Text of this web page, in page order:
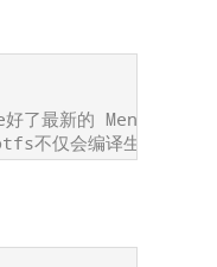
了最新的 MenuOS 代
不仅会编译生成新的